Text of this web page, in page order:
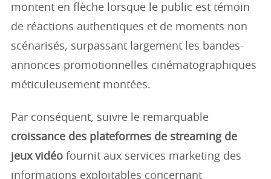
montent en flèche lorsque le public est témoin
de réactions authentiques et de moments non
scénarisés, surpassant largement les bandes-
annonces promotionnelles cinématographiques
méticuleusement montées.
Par conséquent, suivre le remarquable
croissance des plateformes de streaming de
jeux vidéo fournit aux services marketing des
informations exploitables concernant